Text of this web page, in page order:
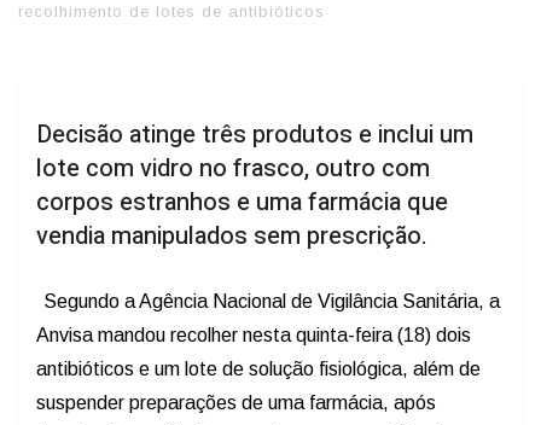
recolhimento de lotes de antibióticos
Decisão atinge três produtos e inclui um
lote com vidro no frasco, outro com
corpos estranhos e uma farmácia que
vendia manipulados sem prescrição.
Segundo a Agência Nacional de Vigilância Sanitária, a
Anvisa mandou recolher nesta quinta-feira (18) dois
antibióticos e um lote de solução fisiológica, além de
suspender preparações de uma farmácia, após